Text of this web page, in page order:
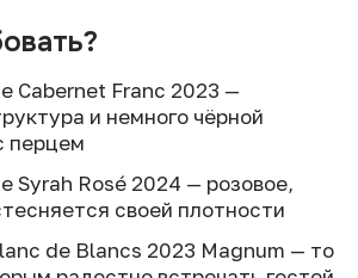
Cabernet Franc 2023 —
и немного чёрной
перцем
Syrah Rosé 2024 — розовое,
своей плотности
de Blancs 2023 Magnum — то